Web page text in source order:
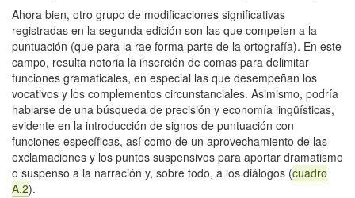
Ahora bien, otro grupo de modificaciones significativas
registradas en la segunda edición son las que competen a la
puntuación (que para la rae forma parte de la ortografía). En este
campo, resulta notoria la inserción de comas para delimitar
funciones gramaticales, en especial las que desempeñan los
vocativos y los complementos circunstanciales. Asimismo, podría
hablarse de una búsqueda de precisión y economía lingüísticas,
evidente en la introducción de signos de puntuación con
funciones específicas, así como de un aprovechamiento de las
exclamaciones y los puntos suspensivos para aportar dramatismo
o suspenso a la narración y, sobre todo, a los diálogos (cuadro
A.2).